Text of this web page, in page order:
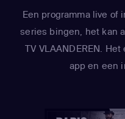
Een programma live of
series bingen, het kan
TV VLAANDEREN.
app en een